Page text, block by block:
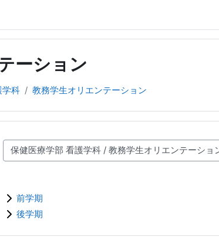
ーション
学科 教務学生オリエンテーション
コースカテゴリ
前学期
後学期